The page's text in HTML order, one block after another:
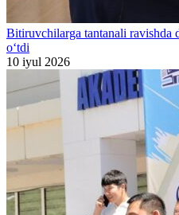
Bitiruvchilarga tantanali ravishda
o‘tdi
10 iyul 2026